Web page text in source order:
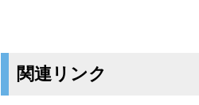
関連リンク